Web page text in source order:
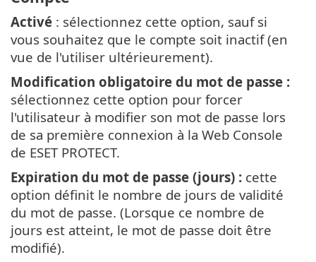
Activé : sélectionnez cette option, sauf si
vous souhaitez que le compte soit inactif (en
vue de l'utiliser ultérieurement).
Modification obligatoire du mot de passe :
sélectionnez cette option pour forcer
l'utilisateur à modifier son mot de passe lors
de sa première connexion à la Web Console
de ESET PROTECT.
Expiration du mot de passe (jours) : cette
option définit le nombre de jours de validité
du mot de passe. (Lorsque ce nombre de
jours est atteint, le mot de passe doit être
modifié).